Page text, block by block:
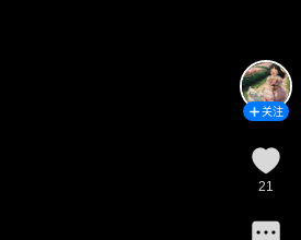
关注
21